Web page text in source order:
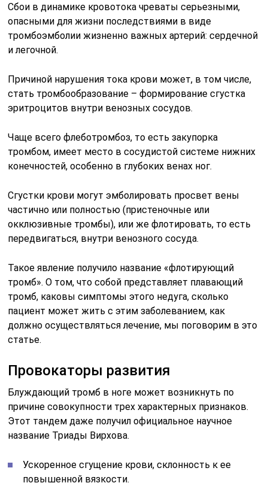
Сбои в динамике кровотока чреваты серьезными,
опасными для жизни последствиями в виде
тромбоэмболии жизненно важных артерий: сердечной
и легочной.
Причиной нарушения тока крови может, в том числе,
стать тромбообразование – формирование сгустка
эритроцитов внутри венозных сосудов.
Чаще всего флеботромбоз, то есть закупорка
тромбом, имеет место в сосудистой системе нижних
конечностей, особенно в глубоких венах ног.
Сгустки крови могут эмболировать просвет вены
частично или полностью (пристеночные или
окклюзивные тромбы), или же флотировать, то есть
передвигаться, внутри венозного сосуда.
Такое явление получило название «флотирующий
тромб». О том, что собой представляет плавающий
тромб, каковы симптомы этого недуга, сколько
пациент может жить с этим заболеванием, как
должно осуществляться лечение, мы поговорим в это
статье.
Провокаторы развития
Блуждающий тромб в ноге может возникнуть по
причине совокупности трех характерных признаков.
Этот тандем даже получил официальное научное
название Триады Вирхова.
Ускоренное сгущение крови, склонность к ее
повышенной вязкости.